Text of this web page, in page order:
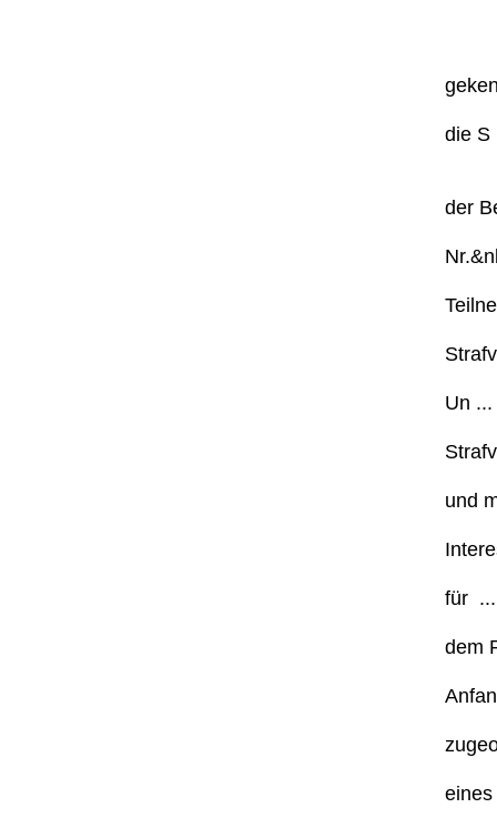
die S
der
Un ...
und
für ...
dem